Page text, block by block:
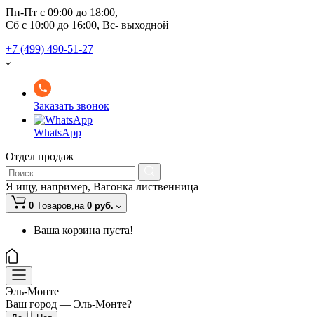
Пн-Пт с 09:00 до 18:00,
Сб с 10:00 до 16:00, Вс- выходной
+7 (499) 490-51-27
Заказать звонок
WhatsApp
Отдел продаж
Я ищу, например, Вагонка лиственница
0 Tоваров,на 0 руб.
Ваша корзина пуста!
Эль-Монте
Ваш город — Эль-Монте?